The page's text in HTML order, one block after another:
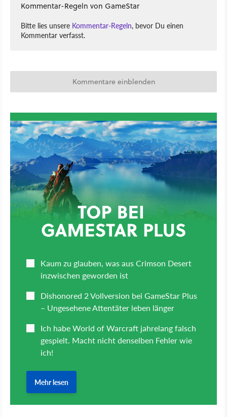
Kommentar-Regeln von GameStar
Bitte lies unsere Kommentar-Regeln, bevor Du einen
Kommentar verfasst.
Kommentare einblenden